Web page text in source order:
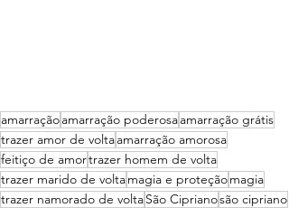
amarraçãoamarração poderosaamarração grátis
trazer amor de voltaamarração amorosa
feitiço de amortrazer homem de volta
trazer marido de voltamagia e proteçãomagia
trazer namorado de voltaSão Ciprianosão cipriano